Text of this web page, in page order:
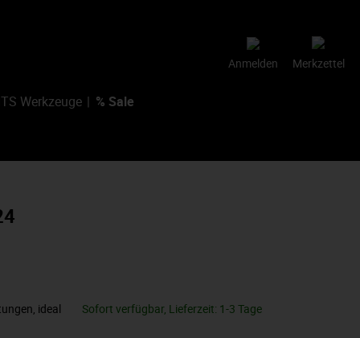
Merkzettel
Anmelden
Werkzeuge % Sale
ideal
Sofort verfügbar, Lieferzeit: 1-3 Tage